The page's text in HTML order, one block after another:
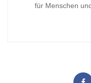
für Menschen